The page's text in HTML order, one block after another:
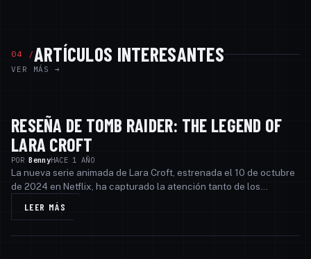
04 /ARTÍCULOS INTERESANTES
VER MÁS →
INTERESANTE
RESEÑA DE TOMB RAIDER: THE LEGEND OF
LARA CROFT
PORBennyHACE 1 AÑO
La nueva serie animada de Lara Croft, estrenada el 10 de octubre
de 2024 en Netflix, ha capturado la atención tanto de los
seguidores de la saga como de aquello…
LEER MÁS